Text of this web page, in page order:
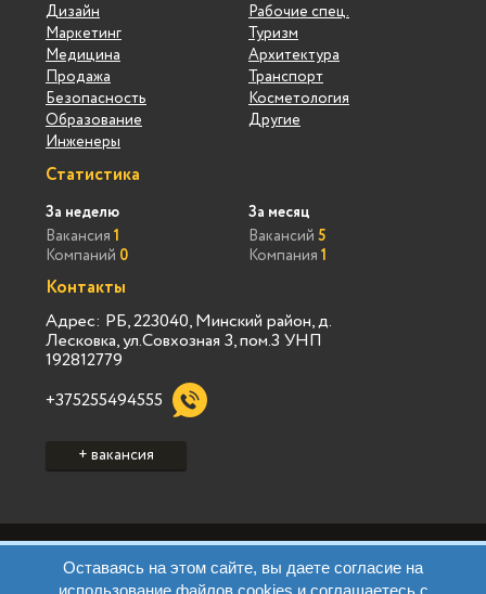
Оставаясь на этом сайте, вы даете согласие на
использование файлов cookies и соглашаетесь с
Дизайн
Маркетинг
Медицина
Продажа
Безопасность
Образование
Инженеры
Рабочие спец.
Туризм
Архитектура
Транспорт
Косметология
Другие
Статистика
За неделю
Вакансия 1
Компаний 0
За месяц
Вакансий 5
Компания 1
Контакты
Адрес: РБ, 223040, Минский район, д.
Лесковка, ул.Совхозная 3, пом.3 УНП
192812779
+375255494555
+ вакансия
Пользовательское соглашение Vialink